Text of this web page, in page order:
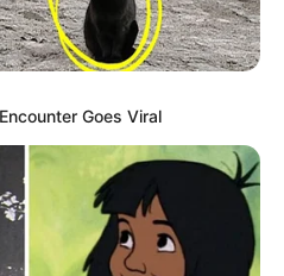
Goes Viral